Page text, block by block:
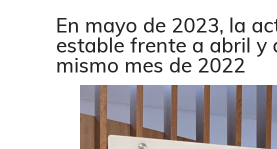
En mayo de 2023, la
estable frente a abril y
mismo mes de 2022